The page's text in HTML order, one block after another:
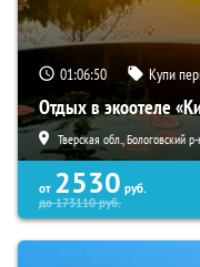
01:06:49 Купи
Отдых в экоотеле
Тверская обл., Бологовский
от 2530 руб.
до173110руб.